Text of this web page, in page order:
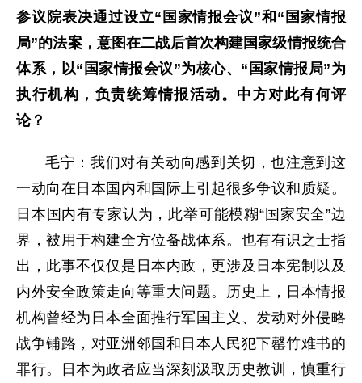
参议院表决通过设立“国家情报会议”和“国家情报
局”的法案，意图在二战后首次构建国家级情报统合
体系，以“国家情报会议”为核心、“国家情报局”为
执行机构，负责统筹情报活动。中方对此有何评
论？
毛宁：我们对有关动向感到关切，也注意到这
一动向在日本国内和国际上引起很多争议和质疑。
日本国内有专家认为，此举可能模糊“国家安全”边
界，被用于构建全方位备战体系。也有有识之士指
出，此事不仅仅是日本内政，更涉及日本宪制以及
内外安全政策走向等重大问题。历史上，日本情报
机构曾经为日本全面推行军国主义、发动对外侵略
战争铺路，对亚洲邻国和日本人民犯下罄竹难书的
罪行。日本为政者应当深刻汲取历史教训，慎重行